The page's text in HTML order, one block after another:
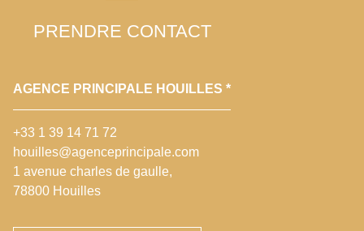
PRENDRE CONTACT
AGENCE PRINCIPALE HOUILLES *
+33 1 39 14 71 72
houilles@agenceprincipale.com
1 avenue charles de gaulle,
78800 Houilles